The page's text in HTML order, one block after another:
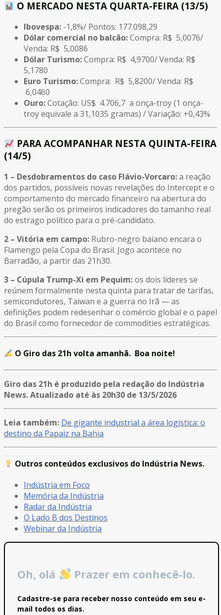
O MERCADO NESTA QUARTA-FEIRA (13/5)
Ibovespa: -1,8%/ Pontos: 177.098,29
Dólar comercial no balcão:Compra: R$ 5,0076/
Venda: R$ 5,0086
Dólar Turismo:Compra: R$ 4,9700/ Venda: R$
5,1780
Euro Turismo:Compra: R$ 5,8200/ Venda: R$
6,0460
Ouro:Cotação: US$ 4.706,7 a onça-troy (1 onça-
troy equivale a 31,1035 gramas) / Variação: +0,43%
PARA ACOMPANHAR NESTA QUINTA-FEIRA
(14/5)
1 – Desdobramentos do caso Flávio-Vorcaro:a reação
dos partidos, possíveis novas revelações do Intercept e o
comportamento do mercado financeiro na abertura do
pregão serão os primeiros indicadores do tamanho real
do estrago político para o pré-candidato.
2 – Vitória em campo: Rubro-negro baiano encara o
Flamengo pela Copa do Brasil. Jogo acontece no
Barradão, a partir das 21h30.
3 – Cúpula Trump-Xi em Pequim:os dois líderes se
reúnem formalmente nesta quinta para tratar de tarifas,
semicondutores, Taiwan e a guerra no Irã — as
definições podem redesenhar o comércio global e o papel
do Brasil como fornecedor de commodities estratégicas.
O Giro das 21h volta amanhã. Boa noite!
Giro das 21h é produzido pela redação do Indústria
News. Atualizado até às 20h30 de 13/5/2026
Leia também: De gigante industrial a área logística: o
destino da Papaiz na Bahia
Outros conteúdos exclusivos do Indústria News.
Indústria em Foco
Memória da Indústria
Radar da Indústria
O Lado B dos Destinos
Webinar da Indústria
Oh, olá Prazer em conhecê-lo.
Cadastre-se para receber nosso conteúdo em seu e-
mail todos os dias.